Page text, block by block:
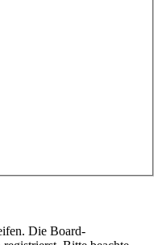
Die Board-